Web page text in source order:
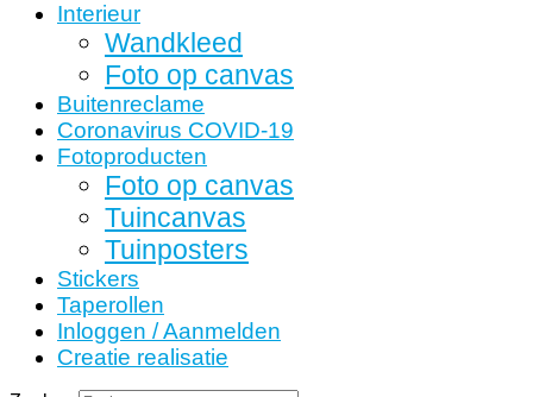
Interieur
Wandkleed
Foto op canvas
Buitenreclame
Coronavirus COVID-19
Fotoproducten
Foto op canvas
Tuincanvas
Tuinposters
Stickers
Taperollen
Inloggen / Aanmelden
Creatie realisatie